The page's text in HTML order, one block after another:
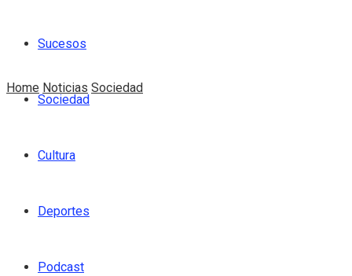
Sucesos
Sociedad
Cultura
Deportes
Podcast
Home Noticias Sociedad